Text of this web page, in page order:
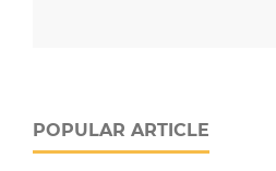
POPULAR ARTICLE